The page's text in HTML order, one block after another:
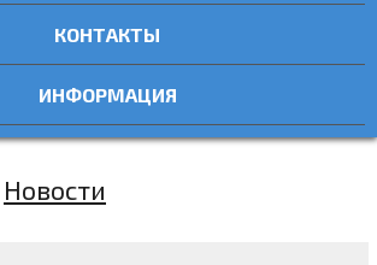
КОНТАКТЫ
ИНФОРМАЦИЯ
Новости